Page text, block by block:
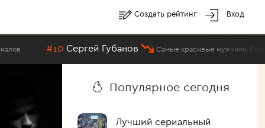
Создать рейтинг Вход
#10 Сергей Губанов Самые красивые мужчины России
Популярное сегодня
Лучший сериальный